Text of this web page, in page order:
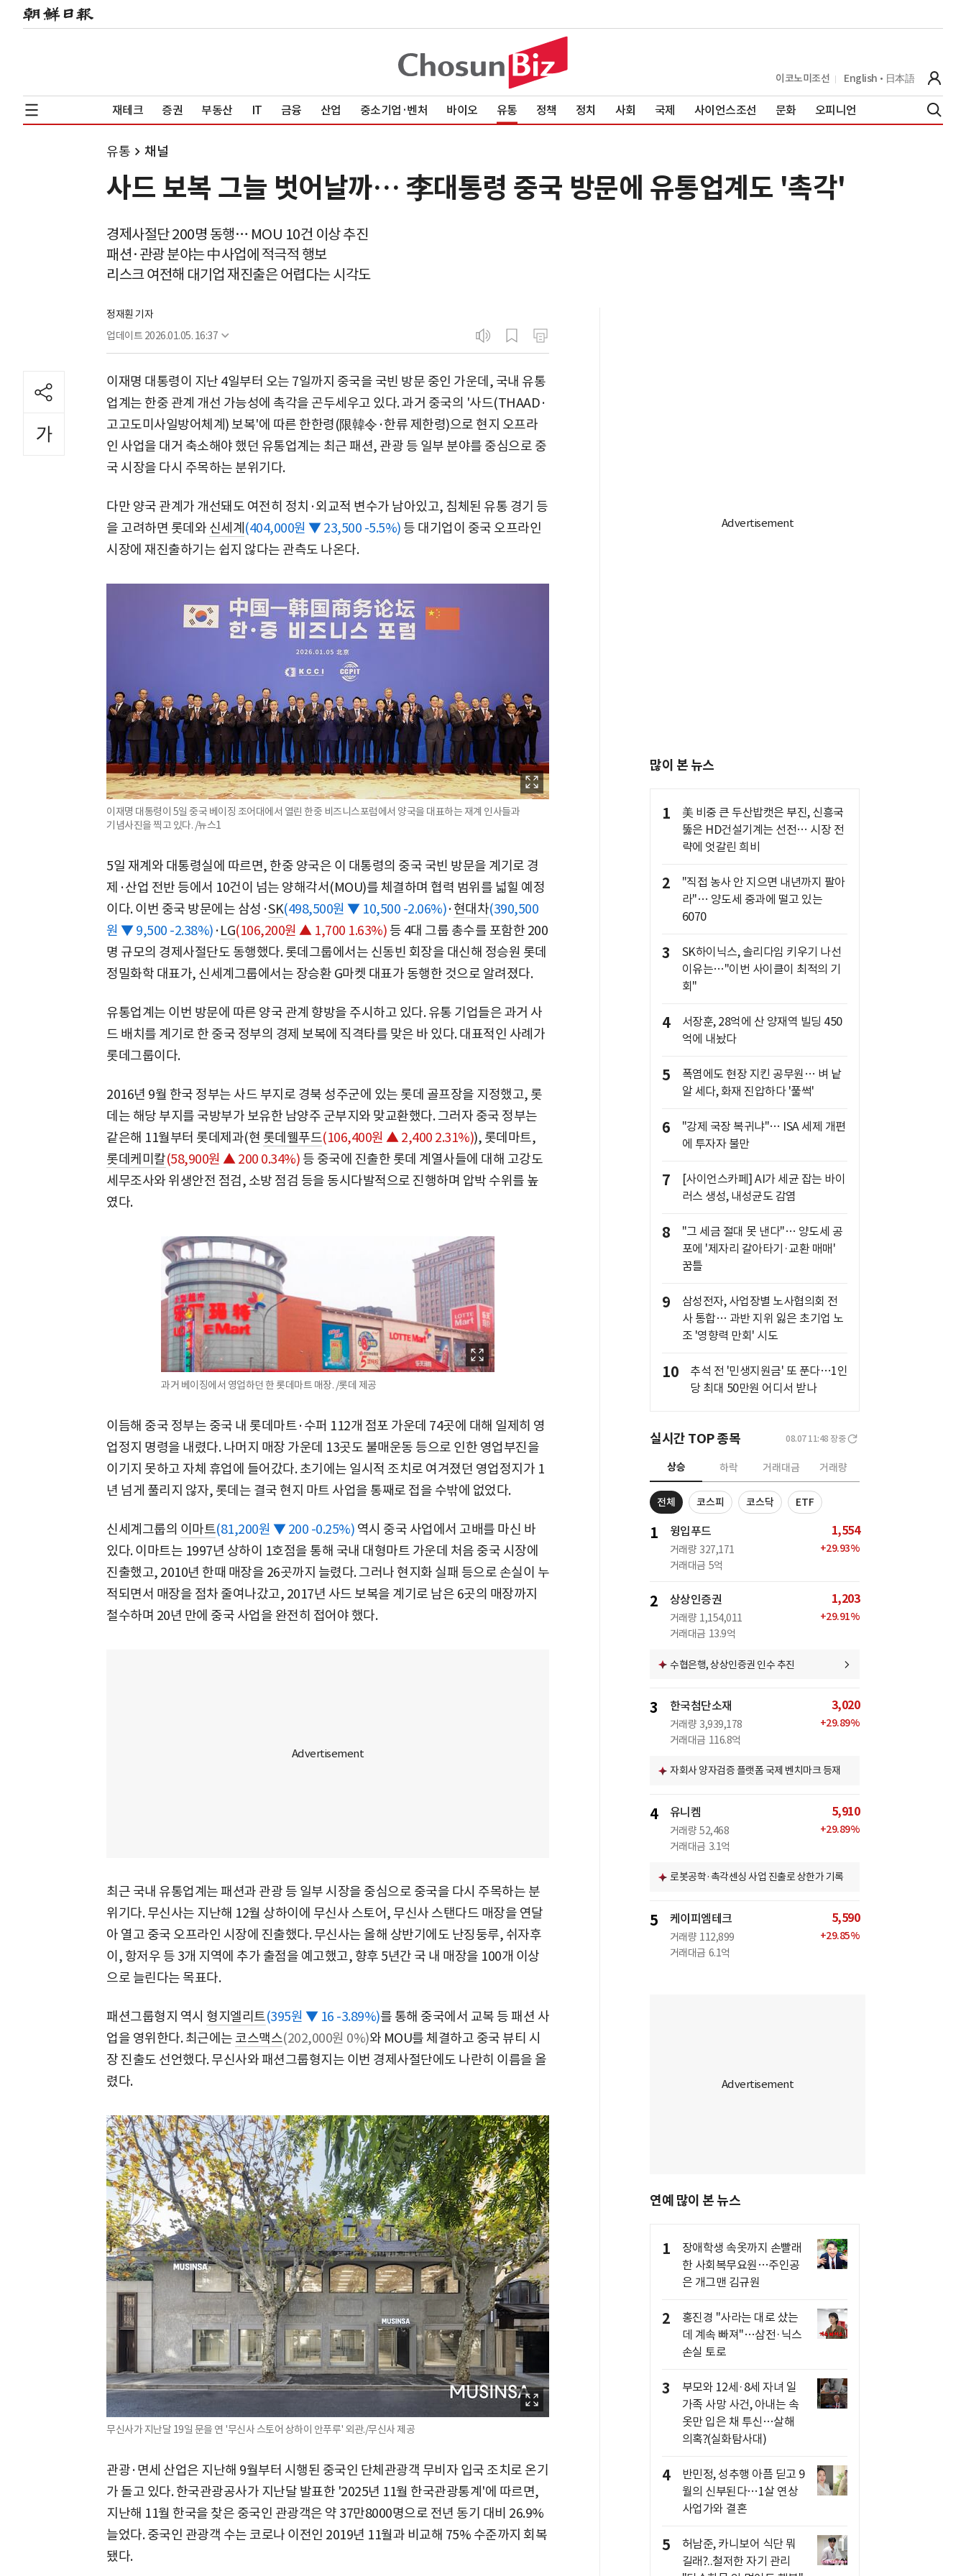
이코노미조선 English 日本語
재테크 증권 부동산 IT 금융 산업 중소기업·벤처 바이오 유통 정책 정치 사회 국제 사이언스조선 문화 오피니언
유통 채널
사드 보복 그늘 벗어날까… 李대통령 중국 방문에 유통업계도 '촉각'
경제사절단 200명 동행… MOU 10건 이상 추진
패션·관광 분야는 中사업에 적극적 행보
리스크 여전해 대기업 재진출은 어렵다는 시각도
정재훤 기자
업데이트 2026.01.05. 16:37
이재명 대통령이 지난 4일부터 오는 7일까지 중국을 국빈 방문 중인 가운데, 국내 유통
업계는 한중 관계 개선 가능성에 촉각을 곤두세우고 있다. 과거 중국의 '사드(THAAD·
고고도미사일방어체계) 보복'에 따른 한한령(限韓令·한류 제한령)으로 현지 오프라
인 사업을 대거 축소해야 했던 유통업계는 최근 패션, 관광 등 일부 분야를 중심으로 중
국 시장을 다시 주목하는 분위기다.
다만 양국 관계가 개선돼도 여전히 정치·외교적 변수가 남아있고, 침체된 유통 경기 등
을 고려하면 롯데와 신세계 (404,000원 ▼ 23,500 -5.5%) 등 대기업이 중국 오프라인
시장에 재진출하기는 쉽지 않다는 관측도 나온다.
이재명 대통령이 5일 중국 베이징 조어대에서 열린 한중 비즈니스포럼에서 양국을 대표하는 재계 인사들과
기념사진을 찍고 있다. /뉴스1
5일 재계와 대통령실에 따르면, 한중 양국은 이 대통령의 중국 국빈 방문을 계기로 경
제·산업 전반 등에서 10건이 넘는 양해각서(MOU)를 체결하며 협력 범위를 넓힐 예정
이다. 이번 중국 방문에는 삼성·SK(498,500원 ▼ 10,500 -2.06%)·현대차(390,500
원 ▼ 9,500 -2.38%) ·LG(106,200원 ▲ 1,700 1.63%) 등 4대 그룹 총수를 포함한 200
명 규모의 경제사절단도 동행했다. 롯데그룹에서는 신동빈 회장을 대신해 정승원 롯데
정밀화학 대표가, 신세계그룹에서는 장승환 G마켓 대표가 동행한 것으로 알려졌다.
유통업계는 이번 방문에 따른 양국 관계 향방을 주시하고 있다. 유통 기업들은 과거 사
드 배치를 계기로 한 중국 정부의 경제 보복에 직격타를 맞은 바 있다. 대표적인 사례가
롯데그룹이다.
2016년 9월 한국 정부는 사드 부지로 경북 성주군에 있는 롯데 골프장을 지정했고, 롯
데는 해당 부지를 국방부가 보유한 남양주 군부지와 맞교환했다. 그러자 중국 정부는
같은해 11월부터 롯데제과(현 롯데웰푸드(106,400원 ▲ 2,400 2.31%)), 롯데마트,
롯데케미칼(58,900원 ▲ 200 0.34%) 등 중국에 진출한 롯데 계열사들에 대해 고강도
세무조사와 위생안전 점검, 소방 점검 등을 동시다발적으로 진행하며 압박 수위를 높
였다.
과거 베이징에서 영업하던 한 롯데마트 매장. /롯데 제공
이듬해 중국 정부는 중국 내 롯데마트·수퍼 112개 점포 가운데 74곳에 대해 일제히 영
업정지 명령을 내렸다. 나머지 매장 가운데 13곳도 불매운동 등으로 인한 영업부진을
이기지 못하고 자체 휴업에 들어갔다. 초기에는 일시적 조치로 여겨졌던 영업정지가 1
년 넘게 풀리지 않자, 롯데는 결국 현지 마트 사업을 통째로 접을 수밖에 없었다.
신세계그룹의 이마트(81,200원 ▼ 200 -0.25%) 역시 중국 사업에서 고배를 마신 바
있다. 이마트는 1997년 상하이 1호점을 통해 국내 대형마트 가운데 처음 중국 시장에
진출했고, 2010년 한때 매장을 26곳까지 늘렸다. 그러나 현지화 실패 등으로 손실이 누
적되면서 매장을 점차 줄여나갔고, 2017년 사드 보복을 계기로 남은 6곳의 매장까지
철수하며 20년 만에 중국 사업을 완전히 접어야 했다.
최근 국내 유통업계는 패션과 관광 등 일부 시장을 중심으로 중국을 다시 주목하는 분
위기다. 무신사는 지난해 12월 상하이에 무신사 스토어, 무신사 스탠다드 매장을 연달
아 열고 중국 오프라인 시장에 진출했다. 무신사는 올해 상반기에도 난징둥루, 쉬자후
이, 항저우 등 3개 지역에 추가 출점을 예고했고, 향후 5년간 국 내 매장을 100개 이상
으로 늘린다는 목표다.
패션그룹형지 역시 형지엘리트(395원 ▼ 16 -3.89%)를 통해 중국에서 교복 등 패션 사
업을 영위한다. 최근에는 코스맥스(202,000원 0%)와 MOU를 체결하고 중국 뷰티 시
장 진출도 선언했다. 무신사와 패션그룹형지는 이번 경제사절단에도 나란히 이름을 올
렸다.
무신사가 지난달 19일 문을 연 '무신사 스토어 상하이 안푸루' 외관./무신사 제공
관광·면세 산업은 지난해 9월부터 시행된 중국인 단체관광객 무비자 입국 조치로 온기
가 돌고 있다. 한국관광공사가 지난달 발표한 '2025년 11월 한국관광통계'에 따르면,
지난해 11월 한국을 찾은 중국인 관광객은 약 37만8000명으로 전년 동기 대비 26.9%
늘었다. 중국인 관광객 수는 코로나 이전인 2019년 11월과 비교해 75% 수준까지 회복
됐다.
많이 본 뉴스
1
美 비중 큰 두산밥캣은 부진, 신흥국
뚫은 HD건설기계는 선전… 시장 전
략에 엇갈린 희비
2
"직접 농사 안 지으면 내년까지 팔아
라"… 양도세 중과에 떨고 있는
6070
3
SK하이닉스, 솔리다임 키우기 나선
이유는…"이번 사이클이 최적의 기
회"
4
서장훈, 28억에 산 양재역 빌딩 450
억에 내놨다
5
폭염에도 현장 지킨 공무원… 벼 낱
알 세다, 화재 진압하다 '풀썩'
6
"강제 국장 복귀냐"… ISA 세제 개편
에 투자자 불만
7
[사이언스카페] AI가 세균 잡는 바이
러스 생성, 내성균도 감염
8
"그 세금 절대 못 낸다"… 양도세 공
포에 '제자리 갈아타기·교환 매매'
꿈틀
9
삼성전자, 사업장별 노사협의회 전
사 통합… 과반 지위 잃은 초기업 노
조 '영향력 만회' 시도
10
추석 전 '민생지원금' 또 푼다…1인
당 최대 50만원 어디서 받나
실시간 TOP 종목 08.07 11:48 장중
상승 하락 거래대금 거래량
전체 코스피 코스닥 ETF
1 윙입푸드
거래량 327,171
거래대금 5억
1,554
+29.93%
2 상상인증권
거래량 1,154,011
거래대금 13.9억
1,203
+29.91%
수협은행, 상상인증권 인수 추진
3 한국첨단소재
거래량 3,939,178
거래대금 116.8억
3,020
+29.89%
자회사 양자검증 플랫폼 국제 벤치마크 등재
4 유니켐
거래량 52,468
거래대금 3.1억
5,910
+29.89%
로봇공학·촉각센싱 사업 진출로 상한가 기록
5 케이피엠테크
거래량 112,899
거래대금 6.1억
5,590
+29.85%
연예 많이 본 뉴스
1
장애학생 속옷까지 손빨래
한 사회복무요원…주인공
은 개그맨 김규원
2
홍진경 "사라는 대로 샀는
데 계속 빠져"…삼전·닉스
손실 토로
3
부모와 12세·8세 자녀 일
가족 사망 사건, 아내는 속
옷만 입은 채 투신…살해
의혹?(실화탐사대)
4
반민정, 성추행 아픔 딛고 9
월의 신부된다…1살 연상
사업가와 결혼
5
허남준, 카니보어 식단 뭐
길래?..철저한 자기 관리